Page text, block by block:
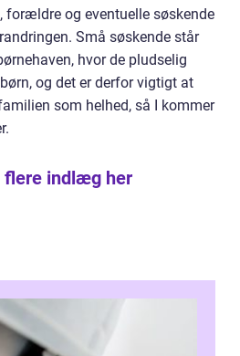
forældre og eventuelle søskende
Små søskende står
hvor de pludselig
og det er derfor vigtigt at
som helhed, så I kommer
indlæg her